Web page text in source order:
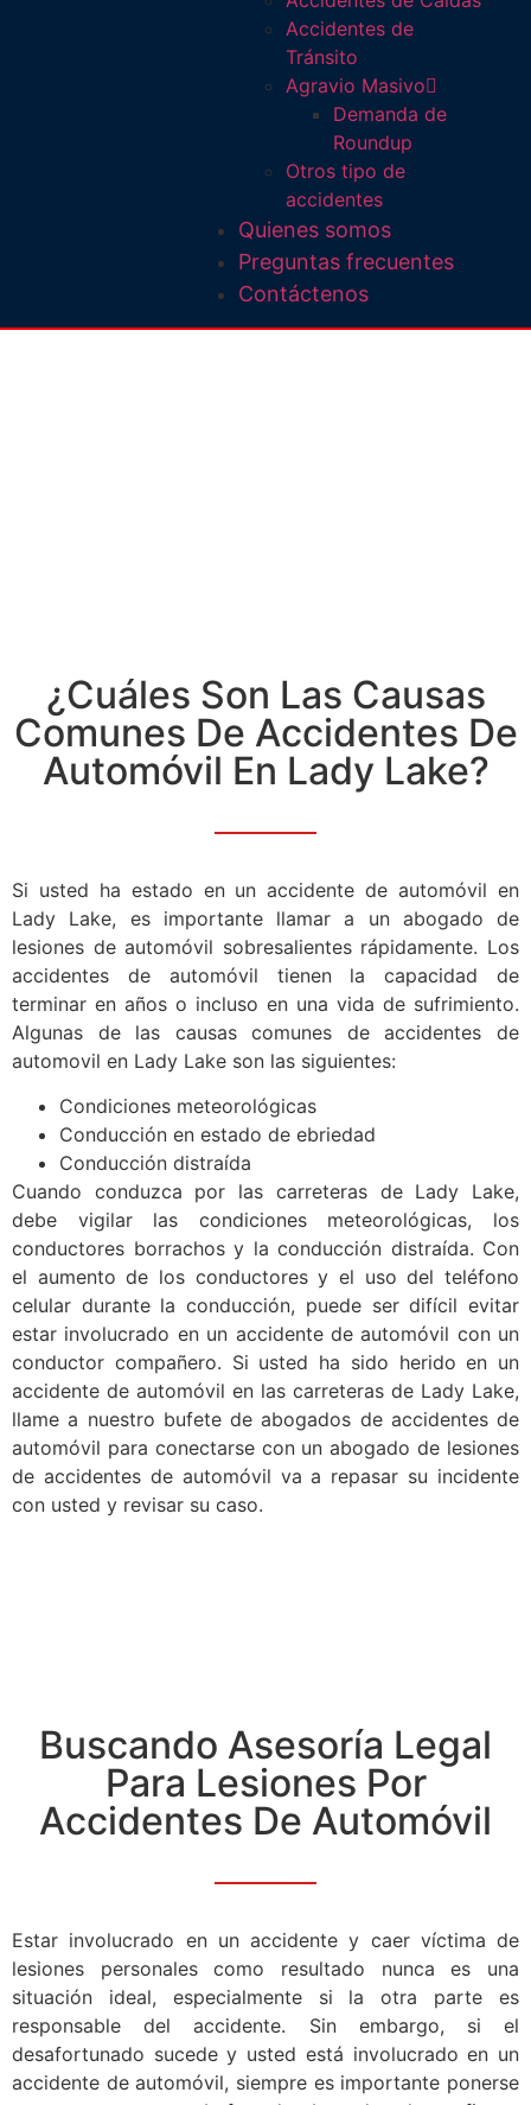
Accidentes de
Tránsito
Agravio Masivo
Demanda de
Roundup
Otros tipo de
accidentes
Quienes somos
Preguntas frecuentes
Contáctenos
¿Cuáles Son Las Causas
Comunes De Accidentes De
Automóvil En Lady Lake?
Si usted ha estado en un accidente de automóvil en
Lady Lake, es importante llamar a un abogado de
lesiones de automóvil sobresalientes rápidamente. Los
accidentes de automóvil tienen la capacidad de
terminar en años o incluso en una vida de sufrimiento.
Algunas de las causas comunes de accidentes de
automovil en Lady Lake son las siguientes:
Condiciones meteorológicas
Conducción en estado de ebriedad
Conducción distraída
Cuando conduzca por las carreteras de Lady Lake,
debe vigilar las condiciones meteorológicas, los
conductores borrachos y la conducción distraída. Con
el aumento de los conductores y el uso del teléfono
celular durante la conducción, puede ser difícil evitar
estar involucrado en un accidente de automóvil con un
conductor compañero. Si usted ha sido herido en un
accidente de automóvil en las carreteras de Lady Lake,
llame a nuestro bufete de abogados de accidentes de
automóvil para conectarse con un abogado de lesiones
de accidentes de automóvil va a repasar su incidente
con usted y revisar su caso.
Buscando Asesoría Legal
Para Lesiones Por
Accidentes De Automóvil
Estar involucrado en un accidente y caer víctima de
lesiones personales como resultado nunca es una
situación ideal, especialmente si la otra parte es
responsable del accidente. Sin embargo, si el
desafortunado sucede y usted está involucrado en un
accidente de automóvil, siempre es importante ponerse